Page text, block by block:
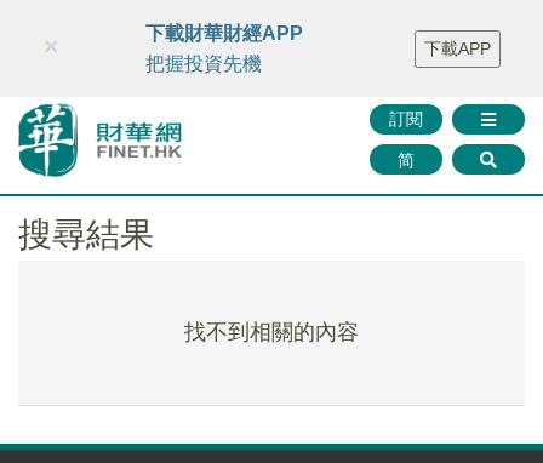
財華智庫網 FINTV FINMETA 財華證券 媒體矩陣
智庫沙龍
聯絡我們
訂閱
简
×
下載財華財經APP
把握投資先機
下載APP
搜尋結果
找不到相關的內容